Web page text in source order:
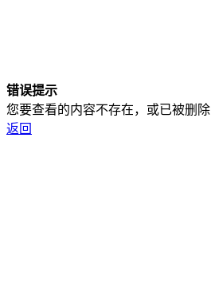
错误提示
您要查看的内容不存在，或已被删除
返回